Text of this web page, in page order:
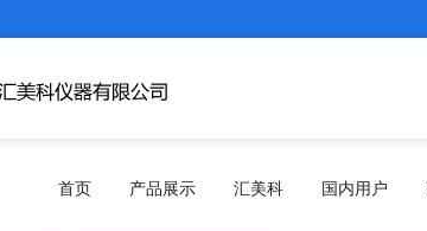
首页 产品展示 汇美科 国内用户